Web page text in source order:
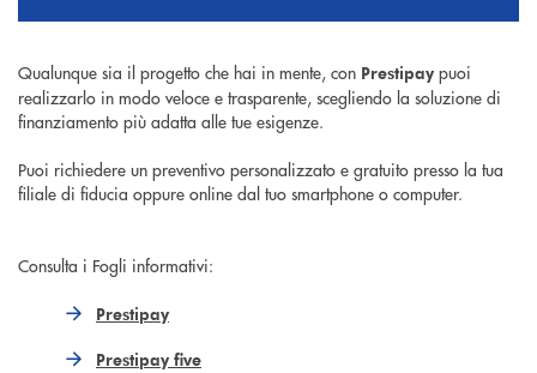
Qualunque sia il progetto che hai in mente, con Prestipay puoi
realizzarlo in modo veloce e trasparente, scegliendo la soluzione di
finanziamento più adatta alle tue esigenze.
Puoi richiedere un preventivo personalizzato e gratuito presso la tua
filiale di fiducia oppure online dal tuo smartphone o computer.
Consulta i Fogli informativi:
Prestipay
Prestipay five